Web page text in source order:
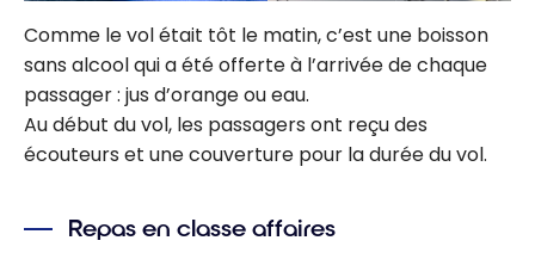
Comme le vol était tôt le matin, c’est une boisson
sans alcool qui a été offerte à l’arrivée de chaque
passager : jus d’orange ou eau.
Au début du vol, les passagers ont reçu des
écouteurs et une couverture pour la durée du vol.
Repas en classe affaires